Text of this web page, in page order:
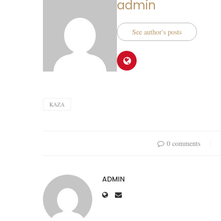
admin
See author's posts
KAZA
0 comments
ADMIN